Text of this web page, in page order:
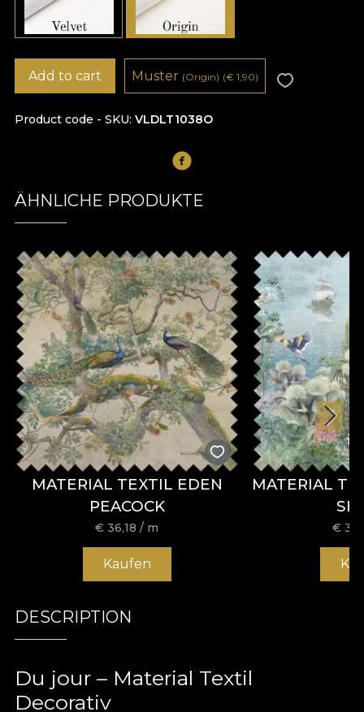
Product code - SKU VLDLT1038O
Add to cart Muster (Origin) (€ 1,90)
ÄHNLICHE PRODUKTE
MATERIAL TEXTIL EDEN
PEACOCK
€36,18 / m
Kaufen
MATERIAL
€
DESCRIPTION
Du jour – Material Textil
Decorativ